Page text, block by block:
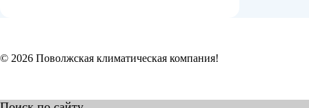
© 2026 Поволжская климатическая компания!